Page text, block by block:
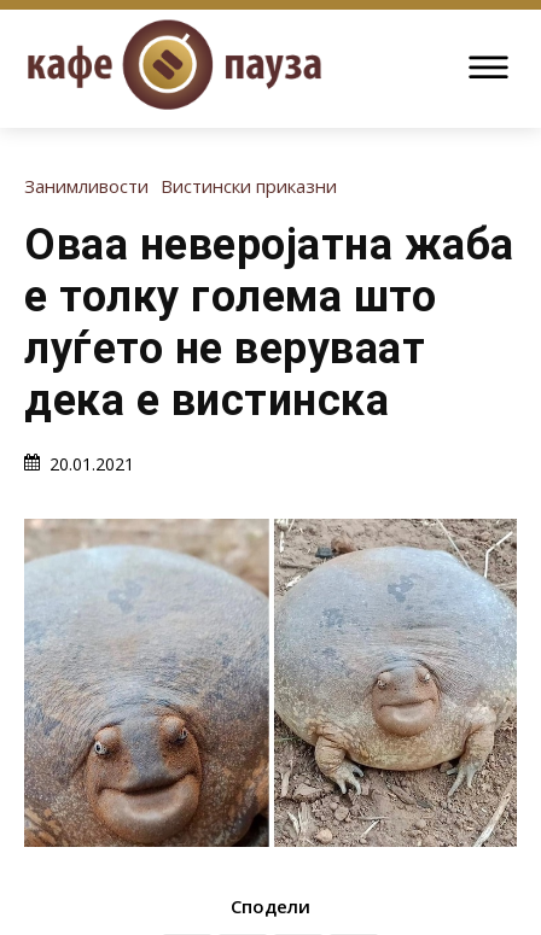
Занимливости Вистински приказни
Оваа неверојатна жаба
е толку голема што
луѓето не веруваат
дека е вистинска
20.01.2021
Сподели